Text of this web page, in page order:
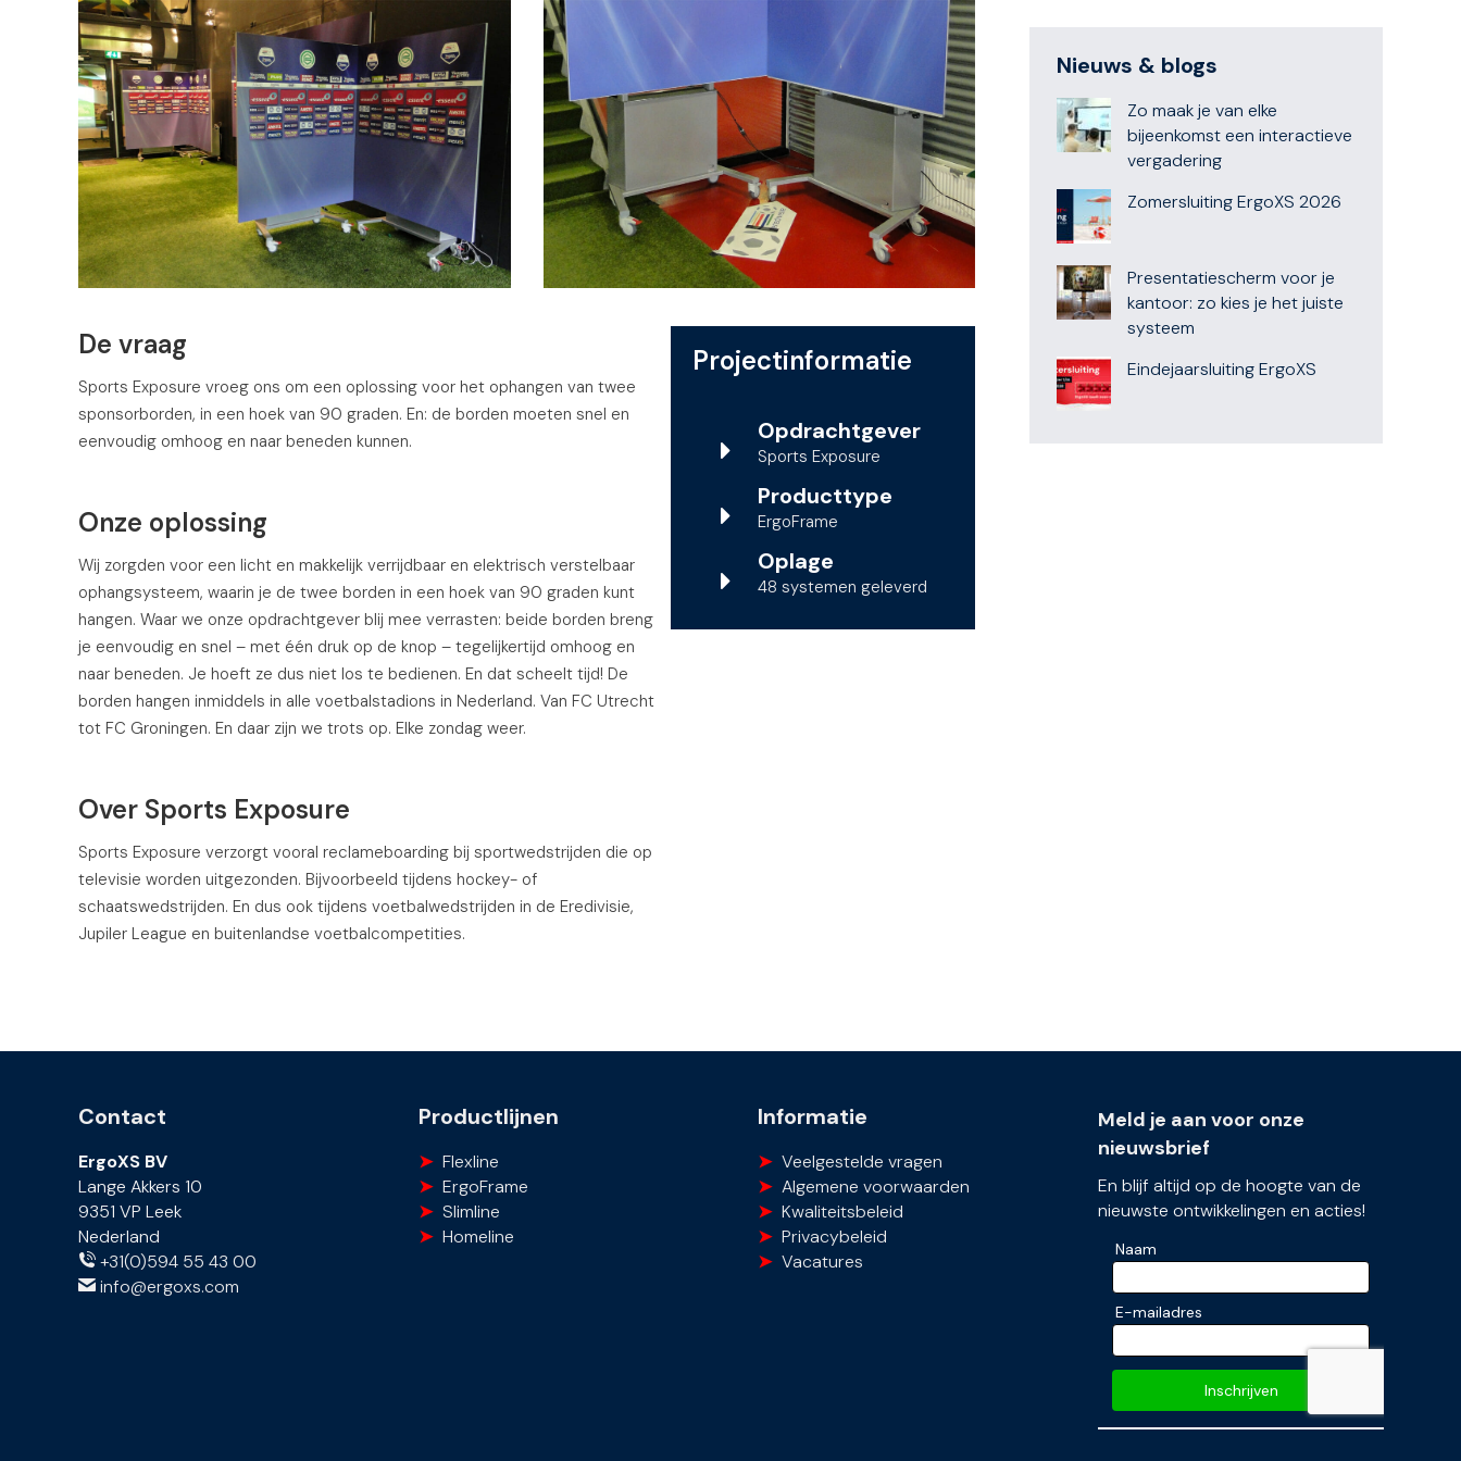
De vraag
Sports Exposure vroeg ons om een oplossing voor het ophangen van twee
sponsorborden, in een hoek van 90 graden. En: de borden moeten snel en
eenvoudig omhoog en naar beneden kunnen.
Onze oplossing
Wij zorgden voor een licht en makkelijk verrijdbaar en elektrisch verstelbaar
ophangsysteem, waarin je de twee borden in een hoek van 90 graden kunt
hangen. Waar we onze opdrachtgever blij mee verrasten: beide borden breng
je eenvoudig en snel – met één druk op de knop – tegelijkertijd omhoog en
naar beneden. Je hoeft ze dus niet los te bedienen. En dat scheelt tijd! De
borden hangen inmiddels in alle voetbalstadions in Nederland. Van FC Utrecht
tot FC Groningen. En daar zijn we trots op. Elke zondag weer.
Over Sports Exposure
Sports Exposure verzorgt vooral reclameboarding bij sportwedstrijden die op
televisie worden uitgezonden. Bijvoorbeeld tijdens hockey- of
schaatswedstrijden. En dus ook tijdens voetbalwedstrijden in de Eredivisie,
Jupiler League en buitenlandse voetbalcompetities.
Projectinformatie
Opdrachtgever
Sports Exposure
Producttype
ErgoFrame
Oplage
48 systemen geleverd
Nieuws & blogs
Zo maak je van elke
bijeenkomst een interactieve
vergadering
Zomersluiting ErgoXS 2026
Presentatiescherm voor je
kantoor: zo kies je het juiste
systeem
Eindejaarsluiting ErgoXS
Contact
ErgoXS BV
Lange Akkers 10
9351 VP Leek
Nederland
+31(0)594 55 43 00
info@ergoxs.com
Productlijnen
Flexline
ErgoFrame
Slimline
Homeline
Informatie
Veelgestelde vragen
Algemene voorwaarden
Kwaliteitsbeleid
Privacybeleid
Vacatures
Meld je aan voor onze
nieuwsbrief
En blijf altijd op de hoogte van de
nieuwste ontwikkelingen en acties!